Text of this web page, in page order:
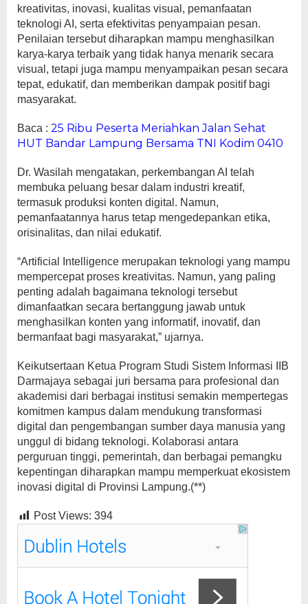
kreativitas, inovasi, kualitas visual, pemanfaatan
teknologi AI, serta efektivitas penyampaian pesan.
Penilaian tersebut diharapkan mampu menghasilkan
karya-karya terbaik yang tidak hanya menarik secara
visual, tetapi juga mampu menyampaikan pesan secara
tepat, edukatif, dan memberikan dampak positif bagi
masyarakat.
Baca : 25 Ribu Peserta Meriahkan Jalan Sehat
HUT Bandar Lampung Bersama TNI Kodim 0410
Dr. Wasilah mengatakan, perkembangan AI telah
membuka peluang besar dalam industri kreatif,
termasuk produksi konten digital. Namun,
pemanfaatannya harus tetap mengedepankan etika,
orisinalitas, dan nilai edukatif.
“Artificial Intelligence merupakan teknologi yang mampu
mempercepat proses kreativitas. Namun, yang paling
penting adalah bagaimana teknologi tersebut
dimanfaatkan secara bertanggung jawab untuk
menghasilkan konten yang informatif, inovatif, dan
bermanfaat bagi masyarakat,” ujarnya.
Keikutsertaan Ketua Program Studi Sistem Informasi IIB
Darmajaya sebagai juri bersama para profesional dan
akademisi dari berbagai institusi semakin mempertegas
komitmen kampus dalam mendukung transformasi
digital dan pengembangan sumber daya manusia yang
unggul di bidang teknologi. Kolaborasi antara
perguruan tinggi, pemerintah, dan berbagai pemangku
kepentingan diharapkan mampu memperkuat ekosistem
inovasi digital di Provinsi Lampung.(**)
Post Views: 394